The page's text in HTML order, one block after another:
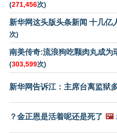
(271,456次)
新华网这头版头条新闻 十几亿
次)
南美传奇:流浪狗吃颗肉丸成为
(303,599次)
新华网告诉江：主席台离监狱
？金正恩是活着呢还是死了 🖼️